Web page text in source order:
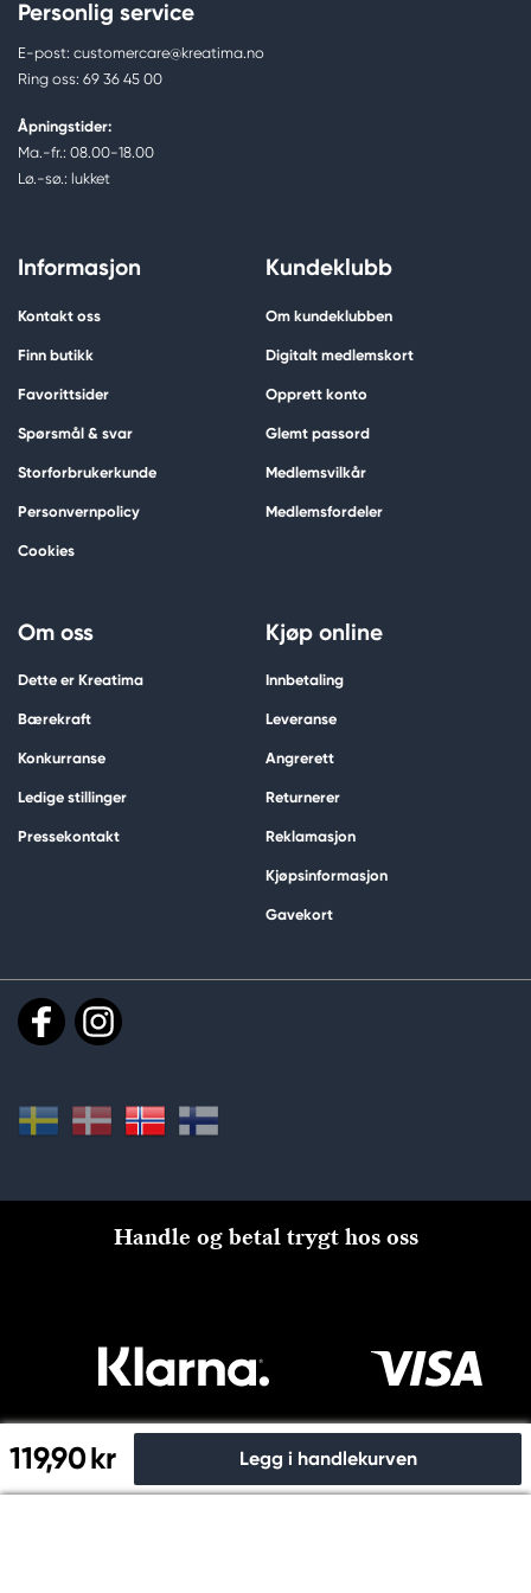
119,90 kr Legg i handlekurven
Personlig service
E-post: customercare@kreatima.no
Ring oss: 69 36 45 00
Åpningstider:
Ma.-fr.: 08.00-18.00
Lø.-sø.: lukket
Informasjon
Kontakt oss
Finn butikk
Favorittsider
Spørsmål & svar
Storforbrukerkunde
Personvernpolicy
Cookies
Kundeklubb
Om kundeklubben
Digitalt medlemskort
Opprett konto
Glemt passord
Medlemsvilkår
Medlemsfordeler
Om oss
Dette er Kreatima
Bærekraft
Konkurranse
Ledige stillinger
Pressekontakt
Kjøp online
Innbetaling
Leveranse
Angrerett
Returnerer
Reklamasjon
Kjøpsinformasjon
Gavekort
Handle og betal trygt hos oss